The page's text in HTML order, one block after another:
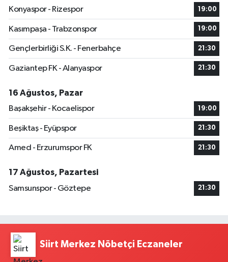
Konyaspor - Rizespor
19:00
Kasımpaşa - Trabzonspor 19:00
Gençlerbirliği S.K. - Fenerbahçe 21:30
Gaziantep FK - Alanyaspor 21:30
16 Ağustos, Pazar
Başakşehir - Kocaelispor
19:00
Beşiktaş - Eyüpspor 21:30
Amed - Erzurumspor FK 21:30
17 Ağustos, Pazartesi
Samsunspor - Göztepe
21:30
Siirt Merkez Nöbetçi Eczaneler